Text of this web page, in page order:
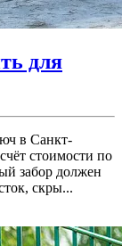
для
в Санкт-
стоимости по
забор должен
скры...